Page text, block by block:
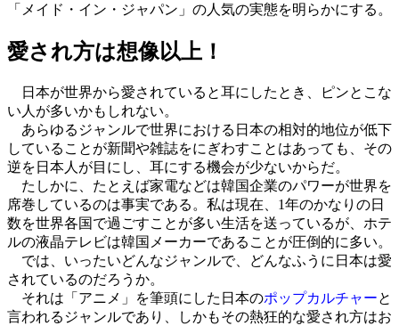
「メイド・イン・ジャパン」の人気の実態を明らかにする。
愛され方は想像以上！
日本が世界から愛されていると耳にしたとき、ピンとこな
い人が多いかもしれない。
あらゆるジャンルで世界における日本の相対的地位が低下
していることが新聞や雑誌をにぎわすことはあっても、その
逆を日本人が目にし、耳にする機会が少ないからだ。
たしかに、たとえば家電などは韓国企業のパワーが世界を
席巻しているのは事実である。私は現在、1年のかなりの日
数を世界各国で過ごすことが多い生活を送っているが、ホテ
ルの液晶テレビは韓国メーカーであることが圧倒的に多い。
では、いったいどんなジャンルで、どんなふうに日本は愛
されているのだろうか。
それは「アニメ」を筆頭にした日本のポップカルチャーと
言われるジャンルであり、しかもその熱狂的な愛され方はお